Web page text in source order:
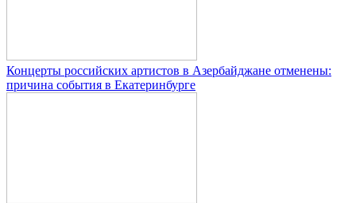
Концерты российских артистов в Азербайджане отменены:
причина события в Екатеринбурге